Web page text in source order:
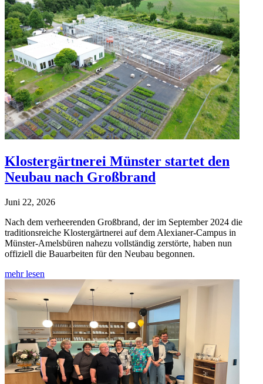
Klostergärtnerei Münster startet den
Neubau nach Großbrand
Juni 22, 2026
Nach dem verheerenden Großbrand, der im September 2024 die
traditionsreiche Klostergärtnerei auf dem Alexianer-Campus in
Münster-Amelsbüren nahezu vollständig zerstörte, haben nun
offiziell die Bauarbeiten für den Neubau begonnen.
mehr lesen